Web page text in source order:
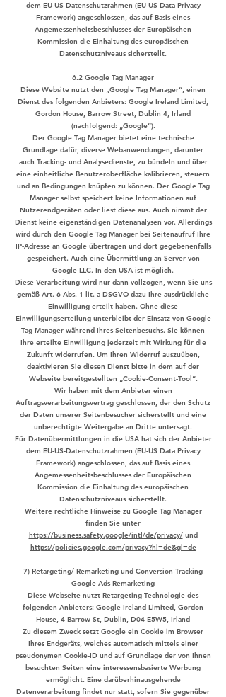
dem EU-US-Datenschutzrahmen (EU-US Data Privacy
Framework) angeschlossen, das auf Basis eines
Angemessenheitsbeschlusses der Europäischen
Kommission die Einhaltung des europäischen
Datenschutzniveaus sicherstellt.
6.2 Google Tag Manager
Diese Website nutzt den „Google Tag Manager“, einen
Dienst des folgenden Anbieters: Google Ireland Limited,
Gordon House, Barrow Street, Dublin 4, Irland
(nachfolgend: „Google“).
Der Google Tag Manager bietet eine technische
Grundlage dafür, diverse Webanwendungen, darunter
auch Tracking- und Analysedienste, zu bündeln und über
eine einheitliche Benutzeroberfläche kalibrieren, steuern
und an Bedingungen knüpfen zu können. Der Google Tag
Manager selbst speichert keine Informationen auf
Nutzerendgeräten oder liest diese aus. Auch nimmt der
Dienst keine eigenständigen Datenanalysen vor. Allerdings
wird durch den Google Tag Manager bei Seitenaufruf Ihre
IP-Adresse an Google übertragen und dort gegebenenfalls
gespeichert. Auch eine Übermittlung an Server von
Google LLC. In den USA ist möglich.
Diese Verarbeitung wird nur dann vollzogen, wenn Sie uns
gemäß Art. 6 Abs. 1 lit. a DSGVO dazu Ihre ausdrückliche
Einwilligung erteilt haben. Ohne diese
Einwilligungserteilung unterbleibt der Einsatz von Google
Tag Manager während Ihres Seitenbesuchs. Sie können
Ihre erteilte Einwilligung jederzeit mit Wirkung für die
Zukunft widerrufen. Um Ihren Widerruf auszuüben,
deaktivieren Sie diesen Dienst bitte in dem auf der
Webseite bereitgestellten „Cookie-Consent-Tool“.
Wir haben mit dem Anbieter einen
Auftragsverarbeitungsvertrag geschlossen, der den Schutz
der Daten unserer Seitenbesucher sicherstellt und eine
unberechtigte Weitergabe an Dritte untersagt.
Für Datenübermittlungen in die USA hat sich der Anbieter
dem EU-US-Datenschutzrahmen (EU-US Data Privacy
Framework) angeschlossen, das auf Basis eines
Angemessenheitsbeschlusses der Europäischen
Kommission die Einhaltung des europäischen
Datenschutzniveaus sicherstellt.
Weitere rechtliche Hinweise zu Google Tag Manager
finden Sie unter
https://business.safety.google/intl/de/privacy/und
https://policies.google.com/privacy?hl=de&gl=de
7) Retargeting/ Remarketing und Conversion-Tracking
Google Ads Remarketing
Diese Webseite nutzt Retargeting-Technologie des
folgenden Anbieters: Google Ireland Limited, Gordon
House, 4 Barrow St, Dublin, D04 E5W5, Irland
Zu diesem Zweck setzt Google ein Cookie im Browser
Ihres Endgeräts, welches automatisch mittels einer
pseudonymen Cookie-ID und auf Grundlage der von Ihnen
besuchten Seiten eine interessensbasierte Werbung
ermöglicht. Eine darüberhinausgehende
Datenverarbeitung findet nur statt, sofern Sie gegenüber